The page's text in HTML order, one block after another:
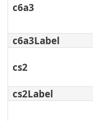
c6a3
c6a3Label
cs2
cs2Label